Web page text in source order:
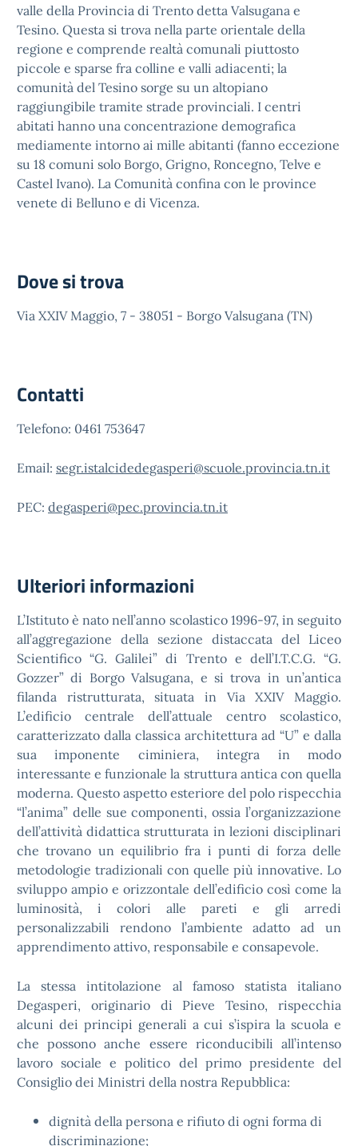
valle della Provincia di Trento detta Valsugana e
Tesino. Questa si trova nella parte orientale della
regione e comprende realtà comunali piuttosto
piccole e sparse fra colline e valli adiacenti; la
comunità del Tesino sorge su un altopiano
raggiungibile tramite strade provinciali. I centri
abitati hanno una concentrazione demografica
mediamente intorno ai mille abitanti (fanno eccezione
su 18 comuni solo Borgo, Grigno, Roncegno, Telve e
Castel Ivano). La Comunità confina con le province
venete di Belluno e di Vicenza.
Dove si trova
Via XXIV Maggio, 7 - 38051 - Borgo Valsugana (TN)
Contatti
Telefono: 0461 753647
Email: segr.istalcidedegasperi@scuole.provincia.tn.it
PEC: degasperi@pec.provincia.tn.it
Ulteriori informazioni
L’Istituto è nato nell’anno scolastico 1996-97, in seguito
all’aggregazione della sezione distaccata del Liceo
Scientifico “G. Galilei” di Trento e dell’I.T.C.G. “G.
Gozzer” di Borgo Valsugana, e si trova in un’antica
filanda ristrutturata, situata in Via XXIV Maggio.
L’edificio centrale dell’attuale centro scolastico,
caratterizzato dalla classica architettura ad “U” e dalla
sua imponente ciminiera, integra in modo
interessante e funzionale la struttura antica con quella
moderna. Questo aspetto esteriore del polo rispecchia
“l’anima” delle sue componenti, ossia l’organizzazione
dell’attività didattica strutturata in lezioni disciplinari
che trovano un equilibrio fra i punti di forza delle
metodologie tradizionali con quelle più innovative. Lo
sviluppo ampio e orizzontale dell’edificio così come la
luminosità, i colori alle pareti e gli arredi
personalizzabili rendono l’ambiente adatto ad un
apprendimento attivo, responsabile e consapevole.
La stessa intitolazione al famoso statista italiano
Degasperi, originario di Pieve Tesino, rispecchia
alcuni dei principi generali a cui s’ispira la scuola e
che possono anche essere riconducibili all’intenso
lavoro sociale e politico del primo presidente del
Consiglio dei Ministri della nostra Repubblica:
dignità della persona e rifiuto di ogni forma di
discriminazione;